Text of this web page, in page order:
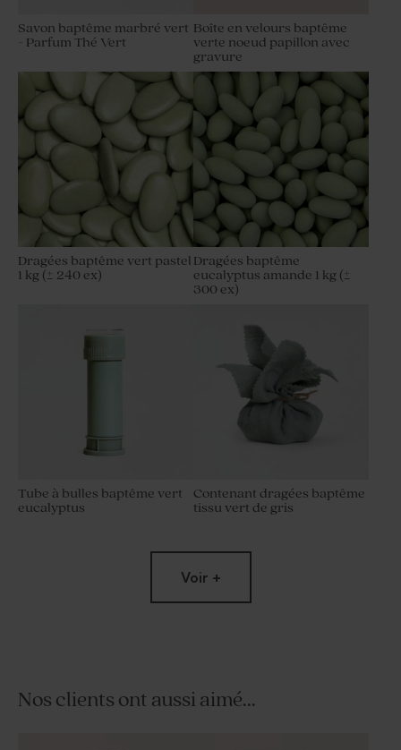
Savon baptême marbré vert
- Parfum Thé Vert
Boîte en velours baptême
verte noeud papillon avec
gravure
Dragées baptême vert pastel
1 kg (± 240 ex)
Dragées baptême
eucalyptus amande 1 kg (±
300 ex)
Tube à bulles baptême vert
eucalyptus
Contenant dragées baptême
tissu vert de gris
Voir +
Nos clients ont aussi aimé...